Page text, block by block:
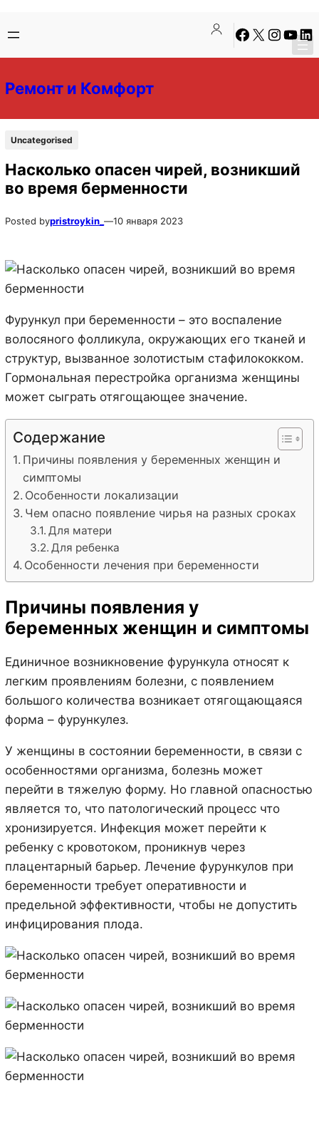
содержимому
содержимому
Facebook
X Instagram
Ремонт и Комфорт
Uncategorised
Насколько опасен чирей, возникший
во время берменности
Posted bypristroykin_ —10 января 2023
Фурункул при беременности – это воспаление
волосяного фолликула, окружающих его тканей и
структур, вызванное золотистым стафилококком.
Гормональная перестройка организма женщины
может сыграть отягощающее значение.
Содержание
Причины появления у беременных женщин и
симптомы
Особенности локализации
Чем опасно появление чирья на разных сроках
Для матери
Для ребенка
Особенности лечения при беременности
Причины появления у
беременных женщин и симптомы
Единичное возникновение фурункула относят к
легким проявлениям болезни, с появлением
большого количества возникает отягощающаяся
форма – фурункулез.
У женщины в состоянии беременности, в связи с
особенностями организма, болезнь может
перейти в тяжелую форму. Но главной опасностью
является то, что патологический процесс что
хронизируется. Инфекция может перейти к
ребенку с кровотоком, проникнув через
плацентарный барьер. Лечение фурункулов при
беременности требует оперативности и
предельной эффективности, чтобы не допустить
инфицирования плода.